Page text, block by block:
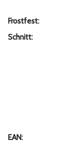
Frostfest:
Schnitt:
EAN: